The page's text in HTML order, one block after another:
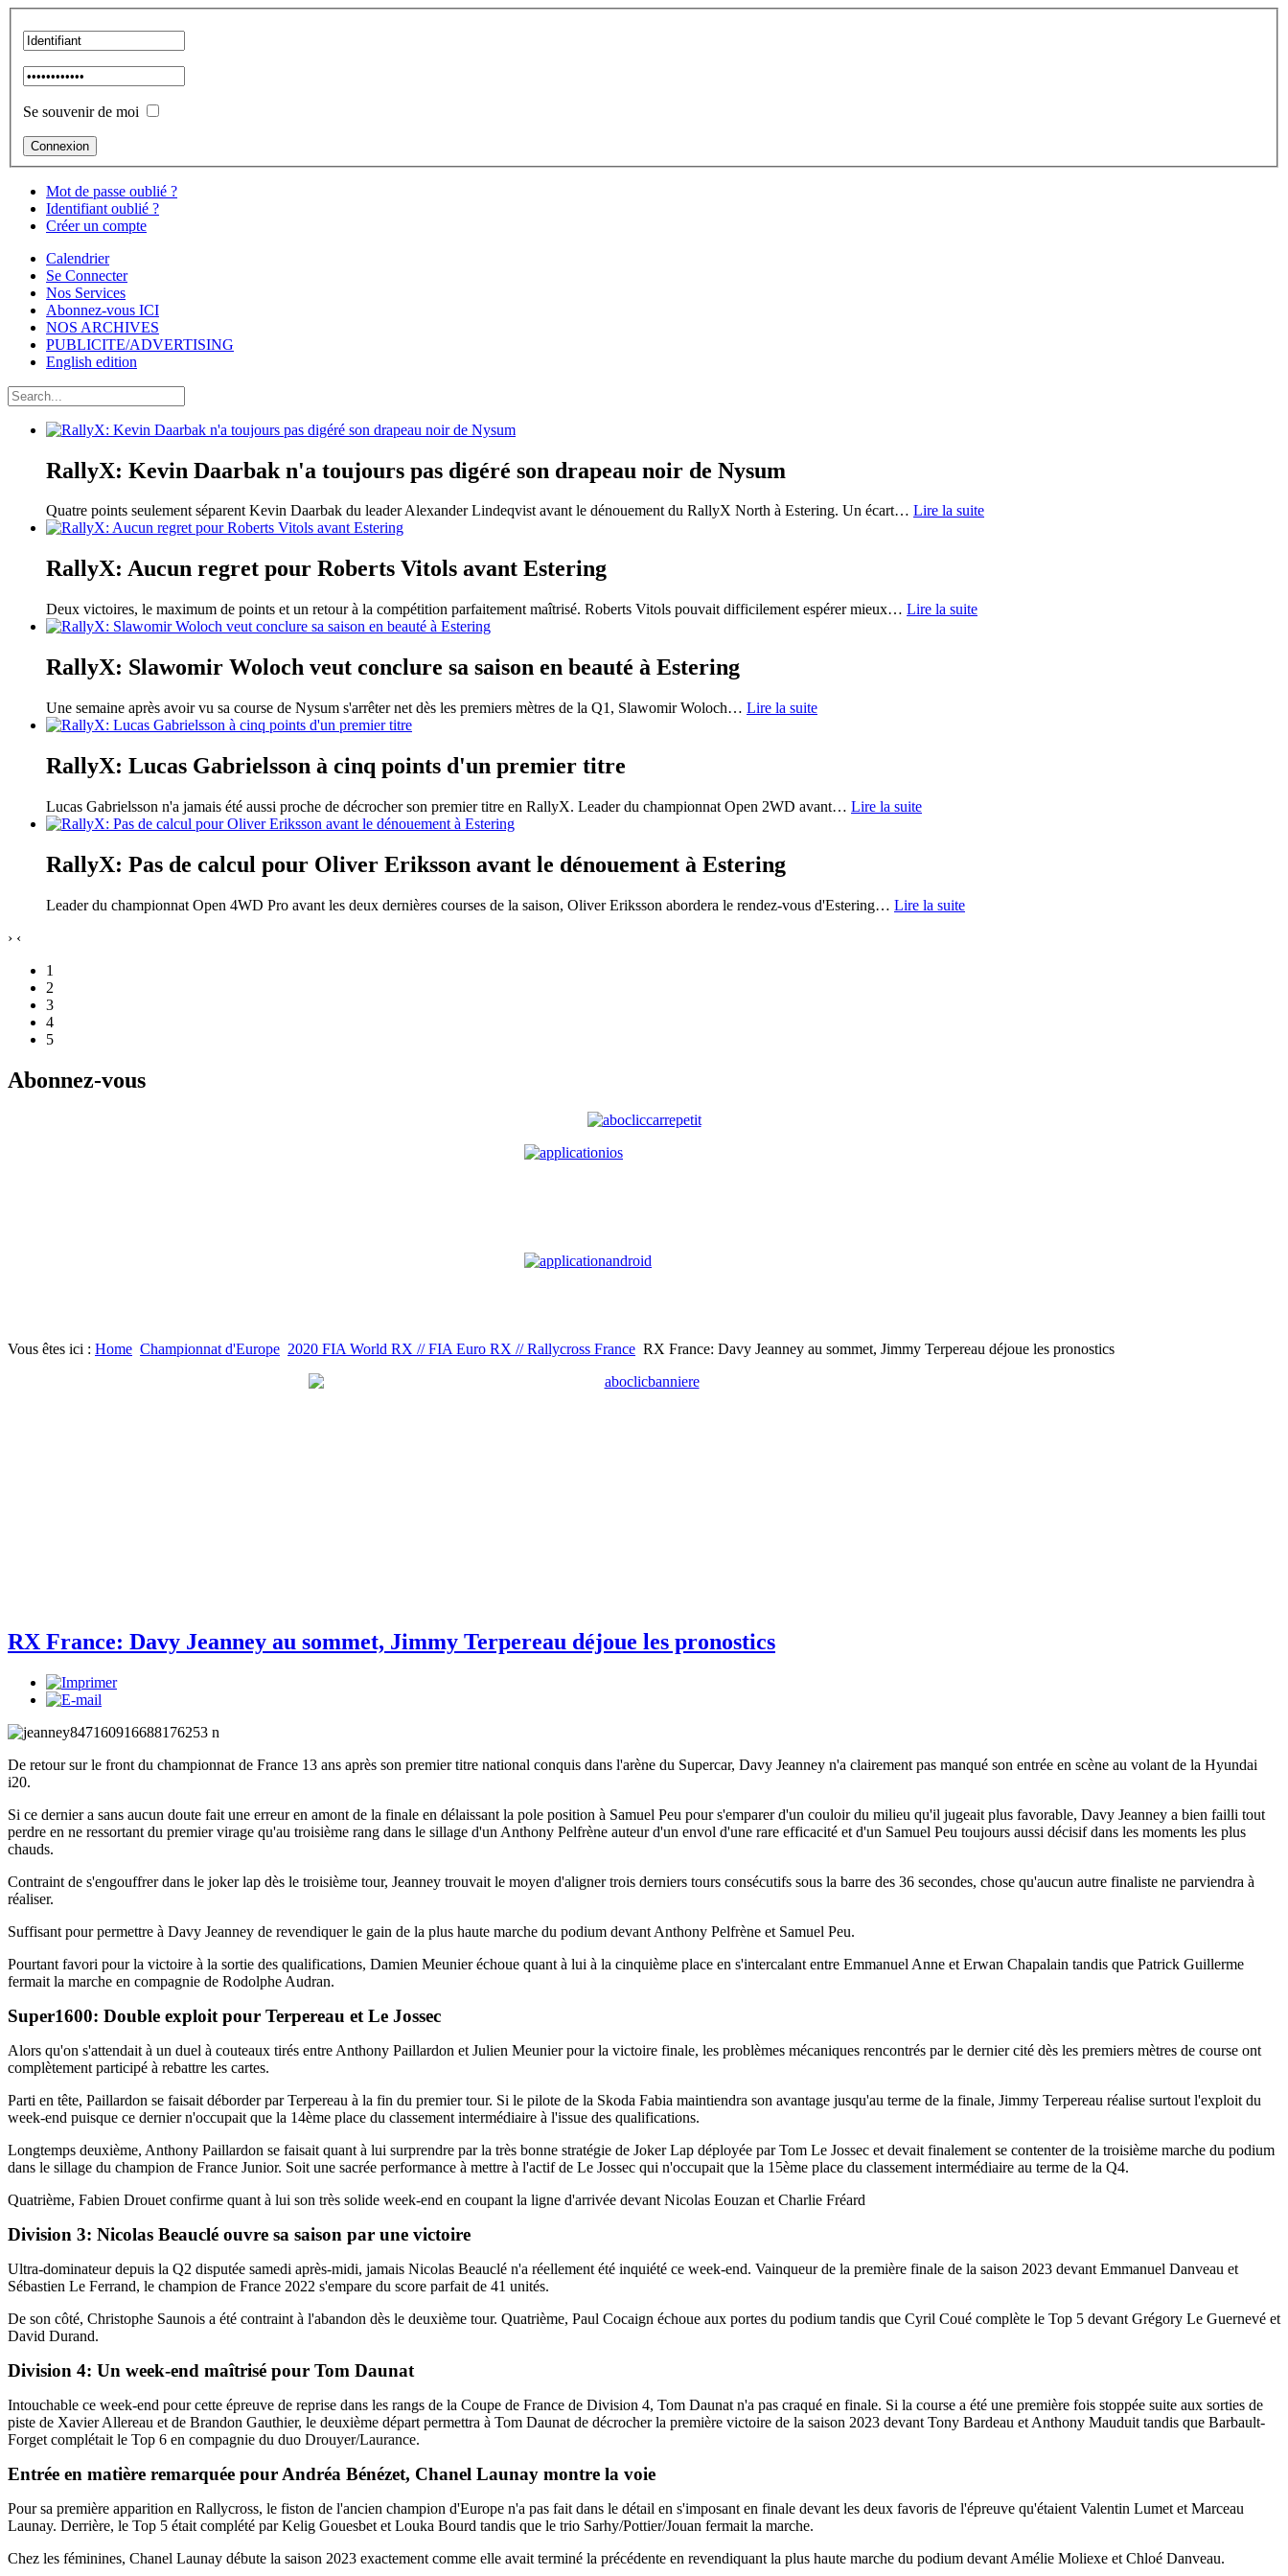
Se souvenir de moi
Mot de passe oublié ?
Identifiant oublié ?
Créer un compte
Calendrier
Se Connecter
Nos Services
Abonnez-vous ICI
NOS ARCHIVES
PUBLICITE/ADVERTISING
English edition
RallyX: Kevin Daarbak n'a toujours pas digéré son drapeau noir de Nysum
Quatre points seulement séparent Kevin Daarbak du leader Alexander Lindeqvist avant le dénouement du RallyX North à Estering. Un écart… Lire la suite
RallyX: Aucun regret pour Roberts Vitols avant Estering
Deux victoires, le maximum de points et un retour à la compétition parfaitement maîtrisé. Roberts Vitols pouvait difficilement espérer mieux… Lire la suite
RallyX: Slawomir Woloch veut conclure sa saison en beauté à Estering
Une semaine après avoir vu sa course de Nysum s'arrêter net dès les premiers mètres de la Q1, Slawomir Woloch… Lire la suite
RallyX: Lucas Gabrielsson à cinq points d'un premier titre
Lucas Gabrielsson n'a jamais été aussi proche de décrocher son premier titre en RallyX. Leader du championnat Open 2WD avant… Lire la suite
RallyX: Pas de calcul pour Oliver Eriksson avant le dénouement à Estering
Leader du championnat Open 4WD Pro avant les deux dernières courses de la saison, Oliver Eriksson abordera le rendez-vous d'Estering… Lire la suite
› ‹
1
2
3
4
5
Abonnez-vous
Vous êtes ici : Home Championnat d'Europe 2020 FIA World RX // FIA Euro RX // Rallycross France RX France: Davy Jeanney au sommet, Jimmy Terpereau déjoue les pronostics
RX France: Davy Jeanney au sommet, Jimmy Terpereau déjoue les pronostics
De retour sur le front du championnat de France 13 ans après son premier titre national conquis dans l'arène du Supercar, Davy Jeanney n'a clairement pas manqué son entrée en scène au volant de la Hyundai
i20.
Si ce dernier a sans aucun doute fait une erreur en amont de la finale en délaissant la pole position à Samuel Peu pour s'emparer d'un couloir du milieu qu'il jugeait plus favorable, Davy Jeanney a bien failli tout
perdre en ne ressortant du premier virage qu'au troisième rang dans le sillage d'un Anthony Pelfrène auteur d'un envol d'une rare efficacité et d'un Samuel Peu toujours aussi décisif dans les moments les plus
chauds.
Contraint de s'engouffrer dans le joker lap dès le troisième tour, Jeanney trouvait le moyen d'aligner trois derniers tours consécutifs sous la barre des 36 secondes, chose qu'aucun autre finaliste ne parviendra à
réaliser.
Suffisant pour permettre à Davy Jeanney de revendiquer le gain de la plus haute marche du podium devant Anthony Pelfrène et Samuel Peu.
Pourtant favori pour la victoire à la sortie des qualifications, Damien Meunier échoue quant à lui à la cinquième place en s'intercalant entre Emmanuel Anne et Erwan Chapalain tandis que Patrick Guillerme
fermait la marche en compagnie de Rodolphe Audran.
Super1600: Double exploit pour Terpereau et Le Jossec
Alors qu'on s'attendait à un duel à couteaux tirés entre Anthony Paillardon et Julien Meunier pour la victoire finale, les problèmes mécaniques rencontrés par le dernier cité dès les premiers mètres de course ont
complètement participé à rebattre les cartes.
Parti en tête, Paillardon se faisait déborder par Terpereau à la fin du premier tour. Si le pilote de la Skoda Fabia maintiendra son avantage jusqu'au terme de la finale, Jimmy Terpereau réalise surtout l'exploit du
week-end puisque ce dernier n'occupait que la 14ème place du classement intermédiaire à l'issue des qualifications.
Longtemps deuxième, Anthony Paillardon se faisait quant à lui surprendre par la très bonne stratégie de Joker Lap déployée par Tom Le Jossec et devait finalement se contenter de la troisième marche du podium
dans le sillage du champion de France Junior. Soit une sacrée performance à mettre à l'actif de Le Jossec qui n'occupait que la 15ème place du classement intermédiaire au terme de la Q4.
Quatrième, Fabien Drouet confirme quant à lui son très solide week-end en coupant la ligne d'arrivée devant Nicolas Eouzan et Charlie Fréard
Division 3: Nicolas Beauclé ouvre sa saison par une victoire
Ultra-dominateur depuis la Q2 disputée samedi après-midi, jamais Nicolas Beauclé n'a réellement été inquiété ce week-end. Vainqueur de la première finale de la saison 2023 devant Emmanuel Danveau et
Sébastien Le Ferrand, le champion de France 2022 s'empare du score parfait de 41 unités.
De son côté, Christophe Saunois a été contraint à l'abandon dès le deuxième tour. Quatrième, Paul Cocaign échoue aux portes du podium tandis que Cyril Coué complète le Top 5 devant Grégory Le Guernevé et
David Durand.
Division 4: Un week-end maîtrisé pour Tom Daunat
Intouchable ce week-end pour cette épreuve de reprise dans les rangs de la Coupe de France de Division 4, Tom Daunat n'a pas craqué en finale. Si la course a été une première fois stoppée suite aux sorties de
piste de Xavier Allereau et de Brandon Gauthier, le deuxième départ permettra à Tom Daunat de décrocher la première victoire de la saison 2023 devant Tony Bardeau et Anthony Mauduit tandis que Barbault-
Forget complétait le Top 6 en compagnie du duo Drouyer/Laurance.
Entrée en matière remarquée pour Andréa Bénézet, Chanel Launay montre la voie
Pour sa première apparition en Rallycross, le fiston de l'ancien champion d'Europe n'a pas fait dans le détail en s'imposant en finale devant les deux favoris de l'épreuve qu'étaient Valentin Lumet et Marceau
Launay. Derrière, le Top 5 était complété par Kelig Gouesbet et Louka Bourd tandis que le trio Sarhy/Pottier/Jouan fermait la marche.
Chez les féminines, Chanel Launay débute la saison 2023 exactement comme elle avait terminé la précédente en revendiquant la plus haute marche du podium devant Amélie Moliexe et Chloé Danveau.